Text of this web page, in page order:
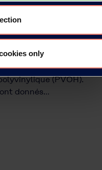
only
réviser à la hausse
(PVOH).
donnés…